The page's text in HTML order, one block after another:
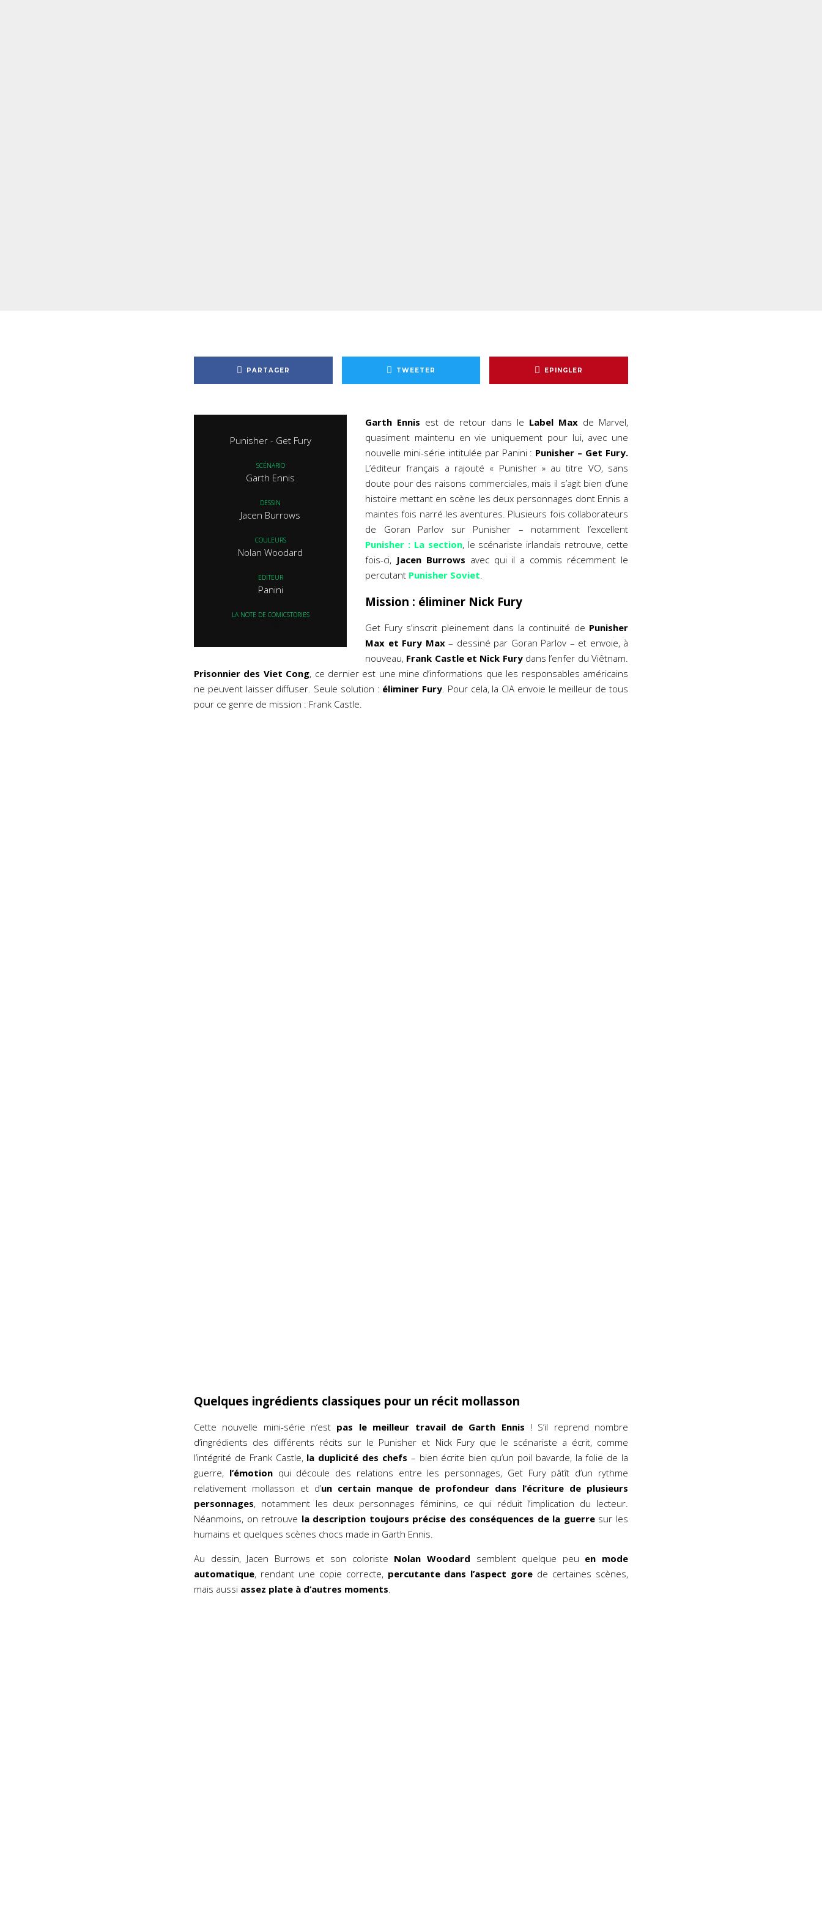
PARTAGER TWEETER EPINGLER
Punisher - Get Fury
SCÉNARIO
Garth Ennis
DESSIN
Jacen Burrows
COULEURS
Nolan Woodard
EDITEUR
Panini
LA NOTE DE COMICSTORIES
Garth Ennis est de retour dans le Label Max de Marvel,
quasiment maintenu en vie uniquement pour lui, avec une
nouvelle mini-série intitulée par Panini : Punisher – Get Fury.
L’éditeur français a rajouté « Punisher » au titre VO, sans
doute pour des raisons commerciales, mais il s’agit bien d’une
histoire mettant en scène les deux personnages dont Ennis a
maintes fois narré les aventures. Plusieurs fois collaborateurs
de Goran Parlov sur Punisher – notamment l’excellent
Punisher : La section, le scénariste irlandais retrouve, cette
fois-ci, Jacen Burrows avec qui il a commis récemment le
percutant Punisher Soviet.
Mission : éliminer Nick Fury
Get Fury s’inscrit pleinement dans la continuité de Punisher
Max et Fury Max– dessiné par Goran Parlov – et envoie, à
nouveau, Frank Castle et Nick Furydans l’enfer du Viêtnam.
Prisonnier des Viet Cong, ce dernier est une mine d’informations que les responsables américains
ne peuvent laisser diffuser. Seule solution : éliminer Fury. Pour cela, la CIA envoie le meilleur de tous
pour ce genre de mission : Frank Castle.
Quelques ingrédients classiques pour un récit mollasson
Cette nouvelle mini-série n’est pas le meilleur travail de Garth Ennis ! S’il reprend nombre
d’ingrédients des différents récits sur le Punisher et Nick Fury que le scénariste a écrit, comme
l’intégrité de Frank Castle, la duplicité des chefs – bien écrite bien qu’un poil bavarde, la folie de la
guerre, l’émotionqui découle des relations entre les personnages, Get Fury pâtît d’un rythme
relativement mollasson et d’un certain manque de profondeur dans l’écriture de plusieurs
personnages, notamment les deux personnages féminins, ce qui réduit l’implication du lecteur.
Néanmoins, on retrouve la description toujours précise des conséquences de la guerresur les
humains et quelques scènes chocs made in Garth Ennis.
Au dessin, Jacen Burrows et son coloriste Nolan Woodard semblent quelque peu en mode
automatique, rendant une copie correcte, percutante dans l’aspect gore de certaines scènes,
mais aussi assez plate à d’autres moments.